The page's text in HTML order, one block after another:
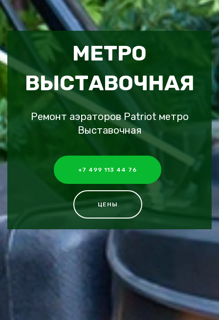
МЕТРО
ВЫСТАВОЧНАЯ
Ремонт аэраторов Patriot метро
Выставочная
+7 499 113 44 76
ЦЕНЫ